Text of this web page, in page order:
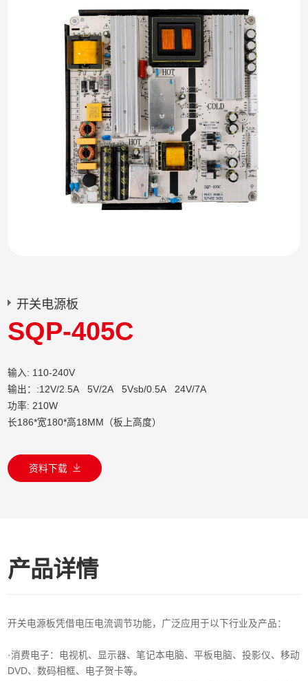
开关电源板
SQP-405C
输入: 110-240V
输出：:12V/2.5A 5V/2A 5Vsb/0.5A 24V/7A
功率: 210W
长186*宽180*高18MM（板上高度）
资料下载
产品详情
开关电源板凭借电压电流调节功能，广泛应用于以下行业及产品：
·消费电子‌：电视机、显示器、笔记本电脑、平板电脑、投影仪、移动
DVD、数码相框、电子贺卡等。